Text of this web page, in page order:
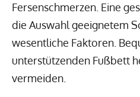
Fersenschmerzen. Eine
die Auswahl geeignetem
wesentliche Faktoren.
unterstützenden Fußbett
vermeiden.